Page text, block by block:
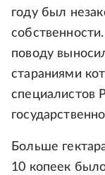
году был
поводу
стараниями
специалистов
Больше
10 копеек